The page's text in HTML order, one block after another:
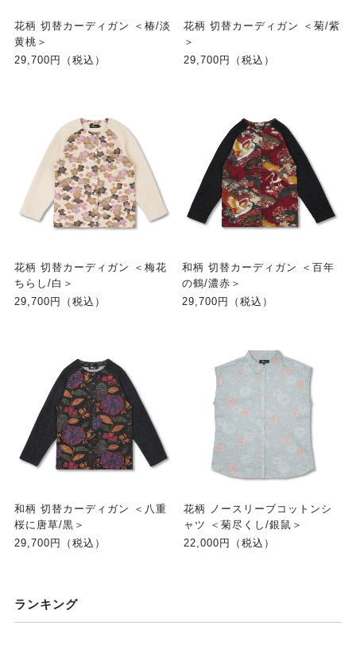
花柄 切替カーディガン ＜椿/淡
黄桃＞
29,700円（税込）
花柄 切替カーディガン ＜菊/紫
＞
29,700円（税込）
花柄 切替カーディガン ＜梅花
ちらし/白＞
29,700円（税込）
和柄 切替カーディガン ＜百年
の鶴/濃赤＞
29,700円（税込）
和柄 切替カーディガン ＜八重
桜に唐草/黒＞
29,700円（税込）
花柄 ノースリーブコットンシ
ャツ ＜菊尽くし/銀鼠＞
22,000円（税込）
ランキング